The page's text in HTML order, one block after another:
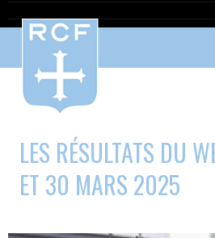
LES RÉSULTATS DU
ET 30 MARS 2025